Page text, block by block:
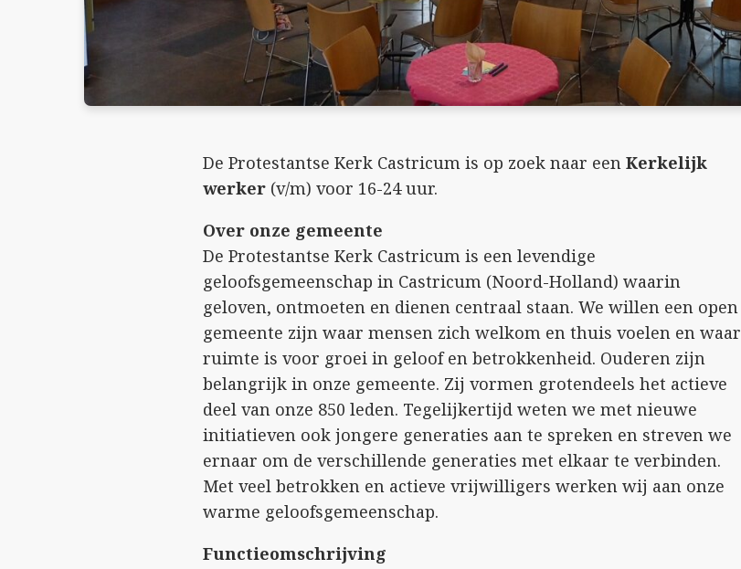
De Protestantse Kerk Castricum is op zoek naar een Kerkelijk
werker (v/m) voor 16-24 uur.
Over onze gemeente
De Protestantse Kerk Castricum is een levendige
geloofsgemeenschap in Castricum (Noord-Holland) waarin
geloven, ontmoeten en dienen centraal staan. We willen een open
gemeente zijn waar mensen zich welkom en thuis voelen en waar
ruimte is voor groei in geloof en betrokkenheid. Ouderen zijn
belangrijk in onze gemeente. Zij vormen grotendeels het actieve
deel van onze 850 leden. Tegelijkertijd weten we met nieuwe
initiatieven ook jongere generaties aan te spreken en streven we
ernaar om de verschillende generaties met elkaar te verbinden.
Met veel betrokken en actieve vrijwilligers werken wij aan onze
warme geloofsgemeenschap.
Functieomschrijving